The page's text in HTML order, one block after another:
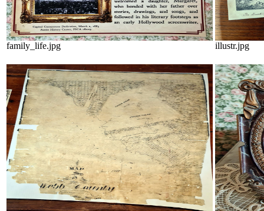
family_life.jpg illustr.jpg